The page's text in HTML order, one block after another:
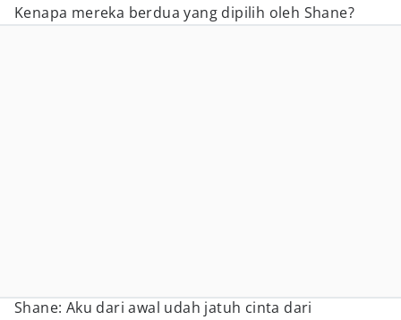
Kenapa mereka berdua yang dipilih oleh Shane?
Shane: Aku dari awal udah jatuh cinta dari